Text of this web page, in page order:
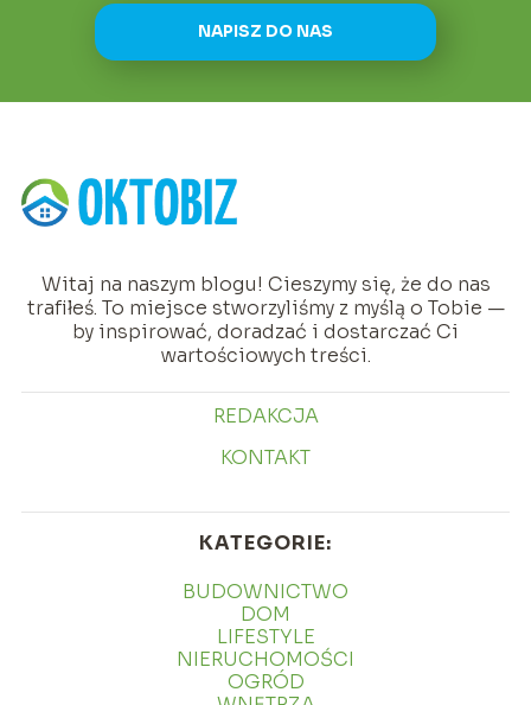
NAPISZ DO NAS
Witaj na naszym blogu! Cieszymy się, że do nas
trafiłeś. To miejsce stworzyliśmy z myślą o Tobie —
by inspirować, doradzać i dostarczać Ci
wartościowych treści.
REDAKCJA
KONTAKT
KATEGORIE:
BUDOWNICTWO
DOM
LIFESTYLE
NIERUCHOMOŚCI
OGRÓD